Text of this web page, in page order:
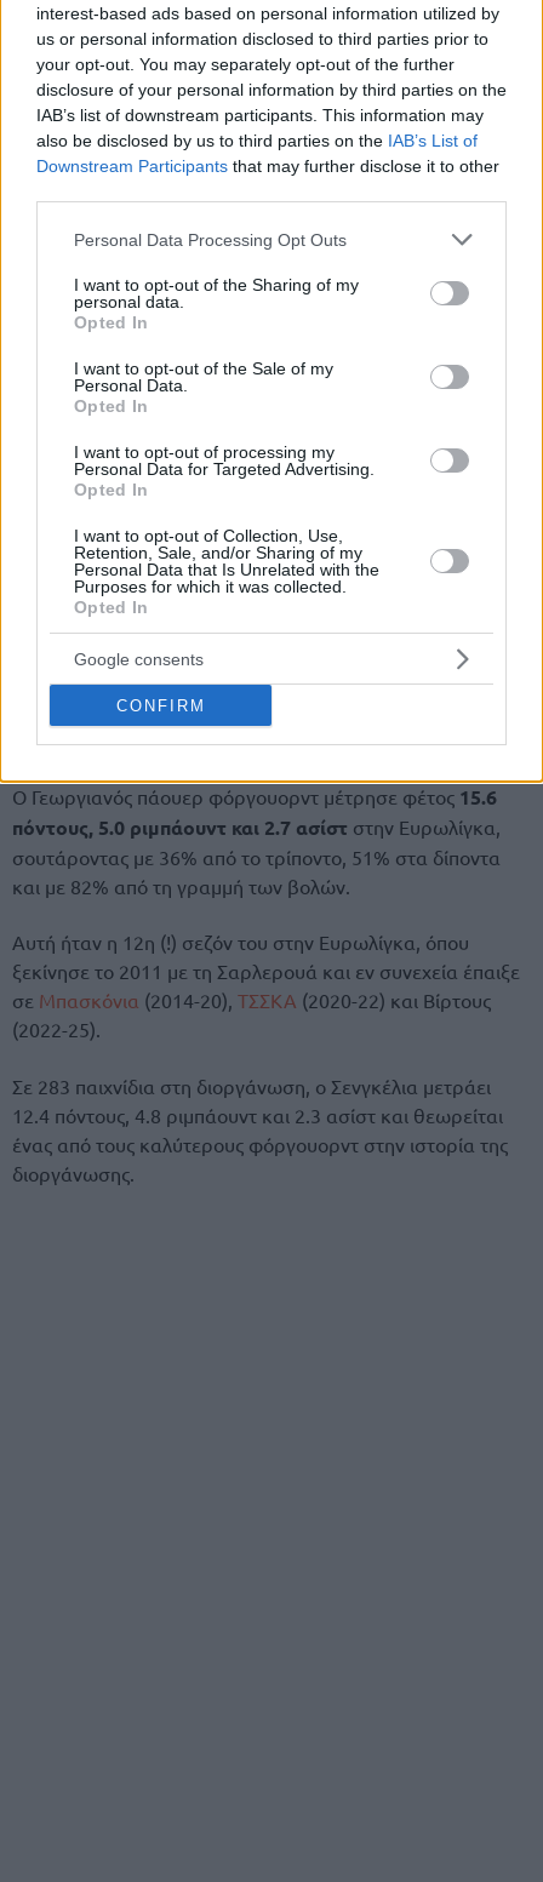
interest-based ads based on personal information utilized by
us or personal information disclosed to third parties prior to
your opt-out. You may separately opt-out of the further
disclosure of your personal information by third parties on the
IAB’s list of downstream participants. This information may
also be disclosed by us to third parties on the IAB’s List of
Downstream Participants that may further disclose it to other
Please note that this website/app uses one or more Google
not limited to your visit or usage behaviour. You may click to
grant or deny consent to Google and its third-party tags to
use your data for below specified purposes in below Google
consent section.
Personal Data Processing Opt Outs
I want to opt-out of the Sharing of my
personal data.
Opted In
I want to opt-out of the Sale of my
Personal Data.
Opted In
I want to opt-out of processing my
Personal Data for Targeted Advertising.
Opted In
I want to opt-out of Collection, Use,
Retention, Sale, and/or Sharing of my
Personal Data that Is Unrelated with the
Purposes for which it was collected.
Opted In
Google consents
CONFIRM
Ο Γεωργιανός πάουερ φόργουορντ μέτρησε φέτος 15.6
πόντους, 5.0 ριμπάουντ και 2.7 ασίστ στην Ευρωλίγκα,
σουτάροντας με 36% από το τρίποντο, 51% στα δίποντα
και με 82% από τη γραμμή των βολών.
Αυτή ήταν η 12η (!) σεζόν του στην Ευρωλίγκα, όπου
ξεκίνησε το 2011 με τη Σαρλερουά και εν συνεχεία έπαιξε
σε Μπασκόνια (2014-20), ΤΣΣΚΑ (2020-22) και Βίρτους
(2022-25).
Σε 283 παιχνίδια στη διοργάνωση, ο Σενγκέλια μετράει
12.4 πόντους, 4.8 ριμπάουντ και 2.3 ασίστ και θεωρείται
ένας από τους καλύτερους φόργουορντ στην ιστορία της
διοργάνωσης.